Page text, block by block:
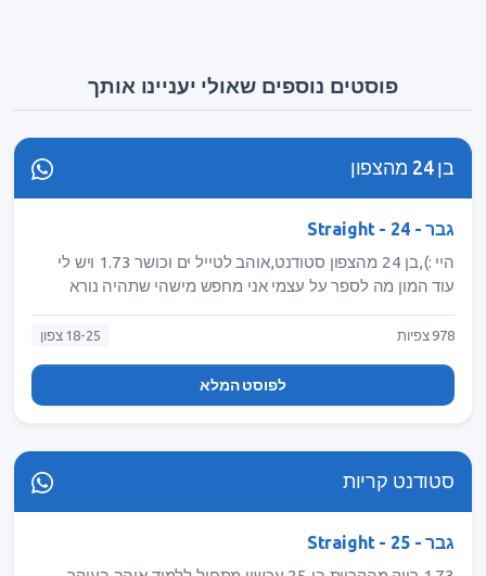
פוסטים נוספים שאולי יעניינו אותך
בן 24 מהצפון
גבר - Straight - 24
היי :),בן 24 מהצפון סטודנט,אוהב לטייל ים וכושר 1.73 ויש לי
עוד המון מה לספר על עצמי אני מחפש מישהי שתהיה נורא
יותר בפרטי,אם מדבר אלייך מוזמנת לשלוח הודעה
978 צפיות 18-25 צפון
לפוסט המלא
סטודנט קריות
גבר - Straight - 25